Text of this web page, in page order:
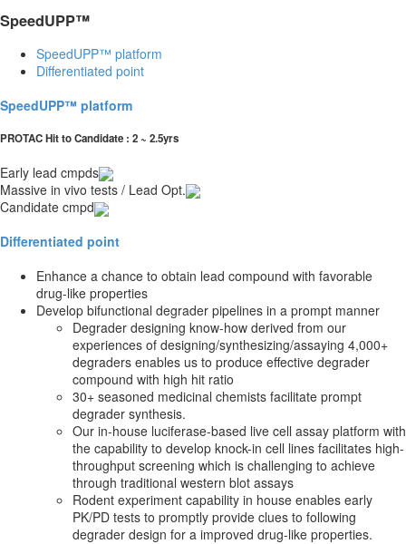
SpeedUPP™
SpeedUPP™ platform
Differentiated point
SpeedUPP™ platform
PROTAC Hit to Candidate : 2 ~ 2.5yrs
Early lead cmpds
Massive in vivo tests / Lead Opt.
Candidate cmpd
Differentiated point
Enhance a chance to obtain lead compound with favorable
drug-like properties
Develop bifunctional degrader pipelines in a prompt manner
Degrader designing know-how derived from our
experiences of designing/synthesizing/assaying 4,000+
degraders enables us to produce effective degrader
compound with high hit ratio
30+ seasoned medicinal chemists facilitate prompt
degrader synthesis.
Our in-house luciferase-based live cell assay platform with
the capability to develop knock-in cell lines facilitates high-
throughput screening which is challenging to achieve
through traditional western blot assays
Rodent experiment capability in house enables early
PK/PD tests to promptly provide clues to following
degrader design for a improved drug-like properties.